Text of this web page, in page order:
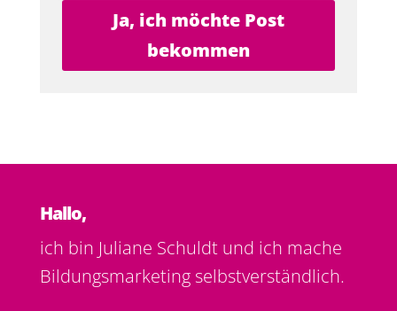
Ja, ich möchte Post
bekommen
Hallo,
ich bin Juliane Schuldt und ich mache
Bildungsmarketing selbstverständlich.